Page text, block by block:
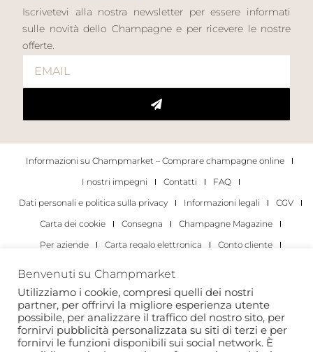
Iscrivetevi alla nostra newsletter per essere informati
sulle novità dello Champagne e per ricevere le nostre
offerte.
Informazioni su Champmarket – Comprare champagne online
I nostri impegni
Contatti
FAQ
Dati personali e politica sulla privacy
Informazioni legali
CGV
Carta dei cookie
Consegna
Champagne Magazine
Per aziende
Carta regalo elettronica
Conto cliente
Per gli individui
Per le aziende
Copyright 2022 © tutti i diritti riservati. Champmarket.
Benvenuti su Champmarket
Utilizziamo i cookie, compresi quelli dei nostri
partner, per offrirvi la migliore esperienza utente
possibile, per analizzare il traffico del nostro sito, per
fornirvi pubblicità personalizzata su siti di terzi e per
fornirvi le funzioni disponibili sui social network. È